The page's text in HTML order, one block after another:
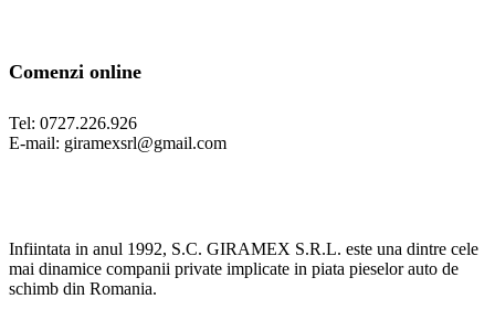
Comenzi online
Tel: 0727.226.926
E-mail: giramexsrl@gmail.com
Infiintata in anul 1992, S.C. GIRAMEX S.R.L. este una dintre cele
mai dinamice companii private implicate in piata pieselor auto de
schimb din Romania.